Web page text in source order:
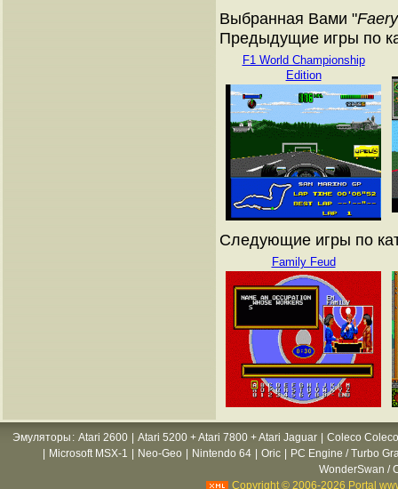
Выбранная Вами "
Предыдущие игры по
F1 World Championship
Edition
Следующие игры по
Family Feud
Эмуляторы : Atari 2600 Atari 5200 + Atari 7800 + Atari Jaguar
Coleco
Microsoft MSX-1 Neo-Geo Nintendo 64 Oric
PC Engine / Turbo
WonderSwan /
Copyright © 2006-2026 Portal